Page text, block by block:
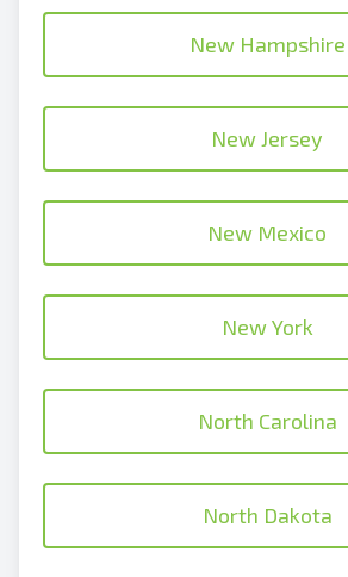
New Hampshire
New Jersey
New Mexico
New York
North Carolina
North Dakota